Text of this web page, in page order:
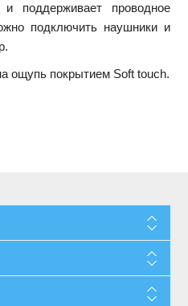
поддерживает проводное
подключить наушники и
ощупь покрытием Soft touch.